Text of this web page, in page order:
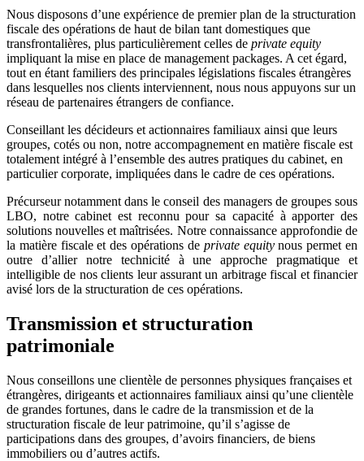
Nous disposons d’une expérience de premier plan de la structuration
fiscale des opérations de haut de bilan tant domestiques que
transfrontalières, plus particulièrement celles de private equity
impliquant la mise en place de management packages. A cet égard,
tout en étant familiers des principales législations fiscales étrangères
dans lesquelles nos clients interviennent, nous nous appuyons sur un
réseau de partenaires étrangers de confiance.
Conseillant les décideurs et actionnaires familiaux ainsi que leurs
groupes, cotés ou non, notre accompagnement en matière fiscale est
totalement intégré à l’ensemble des autres pratiques du cabinet, en
particulier corporate, impliquées dans le cadre de ces opérations.
Précurseur notamment dans le conseil des managers de groupes sous
LBO, notre cabinet est reconnu pour sa capacité à apporter des
solutions nouvelles et maîtrisées. Notre connaissance approfondie de
la matière fiscale et des opérations de private equitynous permet en
outre d’allier notre technicité à une approche pragmatique et
intelligible de nos clients leur assurant un arbitrage fiscal et financier
avisé lors de la structuration de ces opérations.
Transmission et structuration
patrimoniale
Nous conseillons une clientèle de personnes physiques françaises et
étrangères, dirigeants et actionnaires familiaux ainsi qu’une clientèle
de grandes fortunes, dans le cadre de la transmission et de la
structuration fiscale de leur patrimoine, qu’il s’agisse de
participations dans des groupes, d’avoirs financiers, de biens
immobiliers ou d’autres actifs.